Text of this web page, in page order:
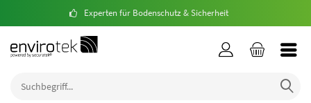
Experten für Bodenschutz & Sicherheit